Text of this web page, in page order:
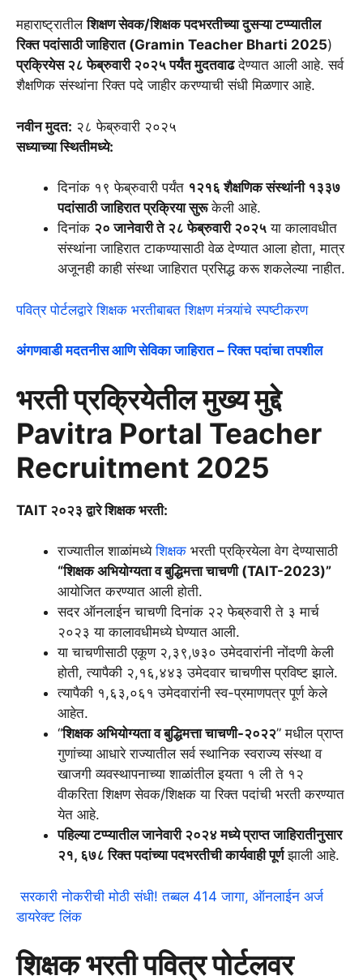
महाराष्ट्रातीलशिक्षण सेवक/शिक्षक पदभरतीच्या दुसऱ्या टप्प्यातील
रिक्त पदांसाठी जाहिरात (Gramin Teacher Bharti 2025)
प्रक्रियेस २८ फेब्रुवारी २०२५ पर्यंत मुदतवाढदेण्यात आली आहे. सर्व
शैक्षणिक संस्थांना रिक्त पदे जाहीर करण्याची संधी मिळणार आहे.
नवीन मुदत: २८ फेब्रुवारी २०२५
सध्याच्या स्थितीमध्ये:
दिनांक १९ फेब्रुवारी पर्यंत १२१६ शैक्षणिक संस्थांनी १३३७
पदांसाठी जाहिरात प्रक्रिया सुरूकेली आहे.
दिनांक २० जानेवारी ते २८ फेब्रुवारी २०२५ या कालावधीत
संस्थांना जाहिरात टाकण्यासाठी वेळ देण्यात आला होता, मात्र
अजूनही काही संस्था जाहिरात प्रसिद्ध करू शकलेल्या नाहीत.
पवित्र पोर्टलद्वारे शिक्षक भरतीबाबत शिक्षण मंत्र्यांचे स्पष्टीकरण
अंगणवाडी मदतनीस आणि सेविका जाहिरात – रिक्त पदांचा तपशील
भरती प्रक्रियेतील मुख्य मुद्दे
Pavitra Portal Teacher
Recruitment 2025
TAIT २०२३ द्वारे शिक्षक भरती:
राज्यातील शाळांमध्येशिक्षक भरती प्रक्रियेला वेग देण्यासाठी
“शिक्षक अभियोग्यता व बुद्धिमत्ता चाचणी (TAIT-2023)”
आयोजित करण्यात आली होती.
सदर ऑनलाईन चाचणी दिनांक २२ फेब्रुवारी ते ३ मार्च
२०२३ या कालावधीमध्ये घेण्यात आली.
या चाचणीसाठी एकूण २,३९,७३० उमेदवारांनी नोंदणी केली
होती, त्यापैकी २,१६,४४३ उमेदवार चाचणीस प्रविष्ट झाले.
त्यापैकी १,६३,०६१ उमेदवारांनी स्व-प्रमाणपत्र पूर्ण केले
आहेत.
“शिक्षक अभियोग्यता व बुद्धिमत्ता चाचणी-२०२२” मधील प्राप्त
गुणांच्या आधारे राज्यातील सर्व स्थानिक स्वराज्य संस्था व
खाजगी व्यवस्थापनाच्या शाळांतील इयता १ ली ते १२
वीकरिता शिक्षण सेवक/शिक्षक या रिक्त पदांची भरती करण्यात
येत आहे.
पहिल्या टप्प्यातील जानेवारी २०२४ मध्ये प्राप्त जाहिरातीनुसार
२१, ६७८ रिक्त पदांच्या पदभरतीची कार्यवाही पूर्णझाली आहे.
सरकारी नोकरीची मोठी संधी! तब्बल 414 जागा, ऑनलाईन अर्ज
डायरेक्ट लिंक
शिक्षक भरती पवित्र पोर्टलवर